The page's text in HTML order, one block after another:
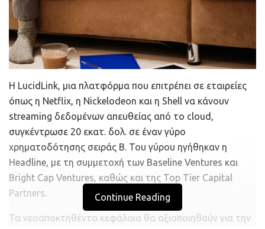
Η LucidLink, μια πλατφόρμα που επιτρέπει σε εταιρείες
όπως η Netflix, η Nickelodeon και η Shell να κάνουν
streaming δεδομένων απευθείας από το cloud,
συγκέντρωσε 20 εκατ. δολ. σε έναν γύρο
χρηματοδότησης σειράς Β. Του γύρου ηγήθηκαν η
Headline, με τη συμμετοχή των Baseline Ventures και
Bright Cap Ventures, καθώς και της Top Tier Capital
Partners.
Τα νεοαποκτηθέντα κεφάλαια θα αξιοποιηθούν για την
Continue Reading